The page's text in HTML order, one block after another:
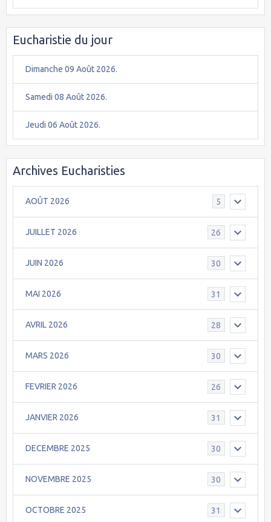
Eucharistie du jour
Dimanche 09 Août 2026.
Samedi 08 Août 2026.
Jeudi 06 Août 2026.
Archives Eucharisties
AOÛT 2026 5
JUILLET 2026 26
JUIN 2026 30
MAI 2026 31
AVRIL 2026 28
MARS 2026 30
FEVRIER 2026 26
JANVIER 2026 31
DECEMBRE 2025 30
NOVEMBRE 2025 30
OCTOBRE 2025 31